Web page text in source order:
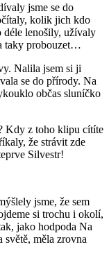
jsme se do
kolik jich kdo
déle lenošily, užívaly
taky probouzet…
Nalila jsem si ji
se do přírody. Na
občas sluníčko
Kdy z toho klipu cítíte
že strávit zde
Silvestr!
jsme, že sem
si trochu i okolí,
jako hodpoda Na
světě, měla zrovna